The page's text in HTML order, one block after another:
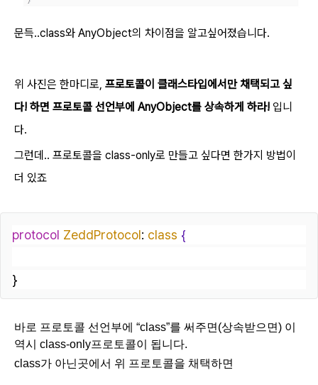
문득..class와 AnyObject의 차이점을 알고싶어졌습니다.
위 사진은 한마디로, 프로토콜이 클래스타입에서만 채택되고 싶
다! 하면 프로토콜 선언부에 AnyObject를 상속하게 하라! 입니
다.
그런데.. 프로토콜을 class-only로 만들고 싶다면 한가지 방법이
더 있죠
protocol ZeddProtocol: class {
}
바로 프로토콜 선언부에 “class”를 써주면(상속받으면) 이
역시 class-only프로토콜이 됩니다.
class가 아닌곳에서 위 프로토콜을 채택하면